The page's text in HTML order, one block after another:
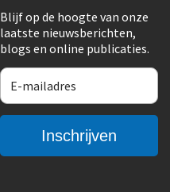
Blijf op de hoogte van onze
laatste nieuwsberichten,
blogs en online publicaties.